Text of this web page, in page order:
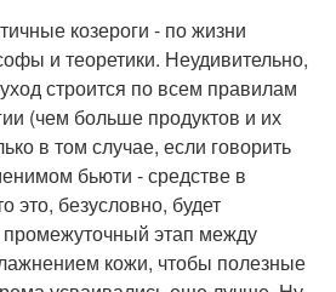
козероги - по жизни
и теоретики. Неудивительно,
строится по всем правилам
(чем больше продуктов и их
в том случае, если говорить
бьюти - средстве в
это, безусловно, будет
этап между
кожи, чтобы полезные